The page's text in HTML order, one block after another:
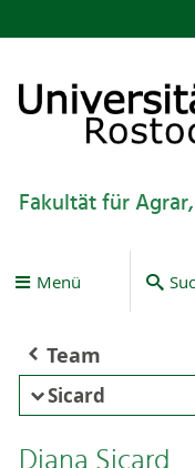
Fakultät für
Menü
Team
Sicard